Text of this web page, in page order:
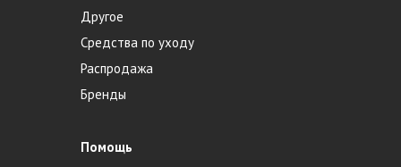
Другое
Средства по уходу
Распродажа
Бренды
Помощь